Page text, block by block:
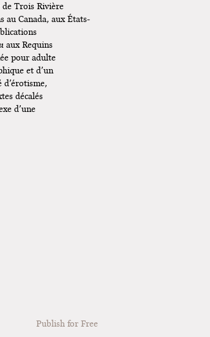
de Trois Rivière
au Canada, aux États-
aux Requins
pour adulte
et d’un
décalés
d’une
Publish for Free